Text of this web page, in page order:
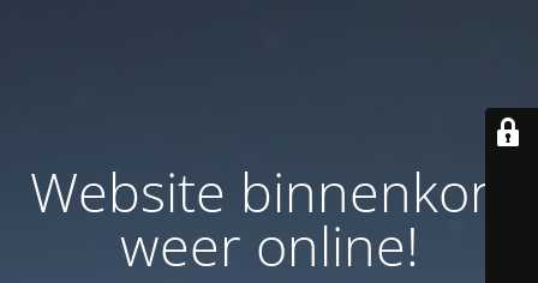
Website binnenkort
weer online!